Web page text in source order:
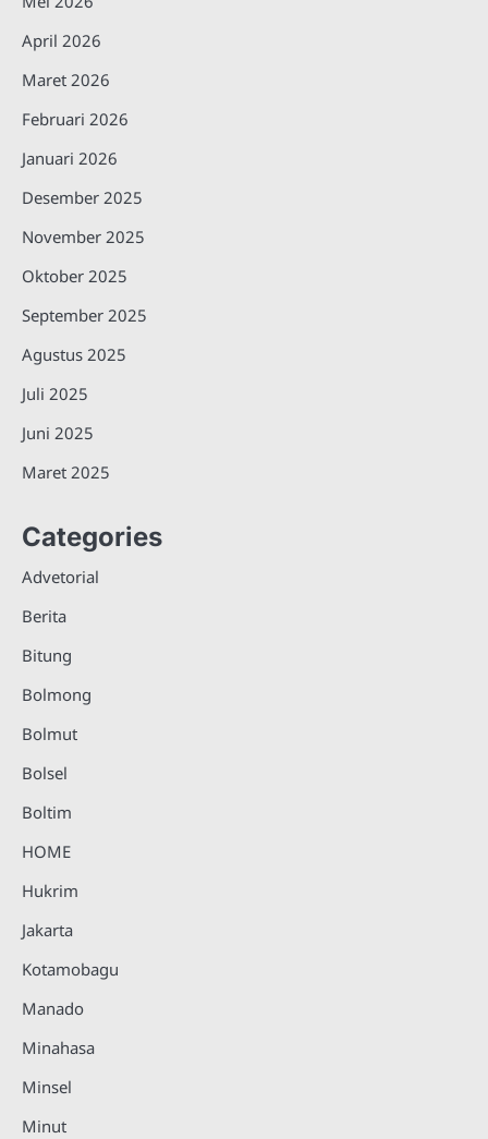
April 2026
Maret 2026
Februari 2026
Januari 2026
Desember 2025
November 2025
Oktober 2025
September 2025
Agustus 2025
Juli 2025
Juni 2025
Maret 2025
Categories
Advetorial
Berita
Bitung
Bolmong
Bolmut
Bolsel
Boltim
HOME
Hukrim
Jakarta
Kotamobagu
Manado
Minahasa
Minsel
Minut